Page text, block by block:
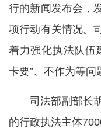
行的新闻发布会，
项行动有关情况。
着力强化执法队伍
卡要”、不作为等问
司法部副部长
的行政执法主体